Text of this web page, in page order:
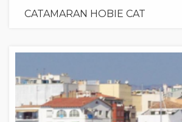
CATAMARAN HOBIE CAT